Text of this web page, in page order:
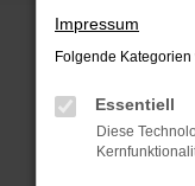
Fehler:
Beim Laden
Impressum
Folgende
Essentiell
Diese